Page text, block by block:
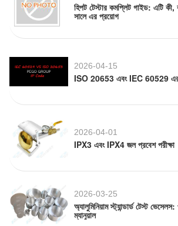
হিপট টেস্টার কমপ্লিট গাইড: এটি
সালে এর প্রয়োগ
2026-04-15
ISO 20653 এবং IEC 60529 এর
2026-04-01
IPX3 এবং IPX4 জল প্রবেশ পরীক্ষা
2026-03-25
অ্যালুমিনিয়াম স্ট্যান্ডার্ড টেস্ট
ম্যানুয়াল